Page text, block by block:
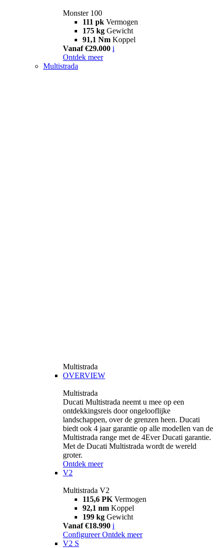
Monster 100
111 pk Vermogen
175 kg Gewicht
91,1 Nm Koppel
Vanaf €29.000 i
Ontdek meer
Multistrada
Multistrada
OVERVIEW
Multistrada
Ducati Multistrada neemt u mee op een
ontdekkingsreis door ongelooflijke
landschappen, over de grenzen heen. Ducati
biedt ook 4 jaar garantie op alle modellen van de
Multistrada range met de 4Ever Ducati garantie.
Met de Ducati Multistrada wordt de wereld
groter.
Ontdek meer
V2
Multistrada V2
115,6 PK Vermogen
92,1 nm Koppel
199 kg Gewicht
Vanaf €18.990 i
Configureer Ontdek meer
V2 S